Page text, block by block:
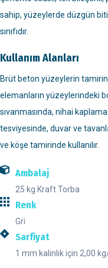
sahip, yüzeylerde düzgün
sınıfıdır.
Kullanım Alanları
Brüt beton yüzeylerin
elemanların yüzeylerindeki
sıvanmasında, nihai
tesviyesinde, duvar ve
ve köşe tamirinde kullanılır.
Ambalaj
25 kg Kraft Torba
Renk
Gri
Sarfiyat
1 mm kalınlık için 2,00